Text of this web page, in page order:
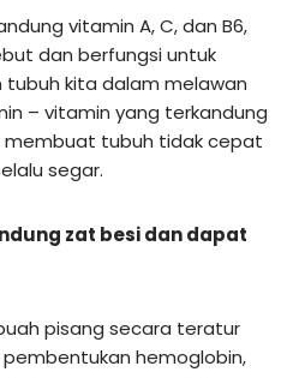
vitamin A, C, dan B6,
dan berfungsi untuk
tubuh kita dalam melawan
– vitamin yang terkandung
membuat tubuh tidak cepat
segar.
zat besi dan dapat
pisang secara teratur
hemoglobin,